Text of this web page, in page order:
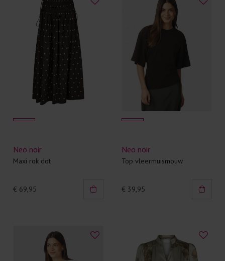
Neo noir
Maxi rok dot
€ 69,95
Neo noir
Top vleermuismouw
€ 39,95